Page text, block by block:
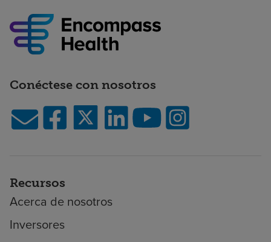
Conéctese con nosotros
Recursos
Acerca de nosotros
Inversores